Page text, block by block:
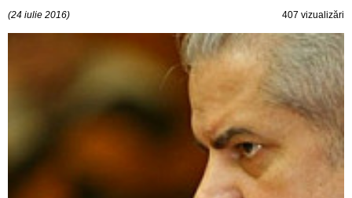
(24 iulie 2016) 407 vizualizări